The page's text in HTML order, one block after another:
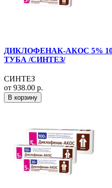
ДИКЛОФЕНАК-АКОС 5%
ТУБА /СИНТЕЗ/
СИНТЕЗ
от 938.00 р.
В корзину